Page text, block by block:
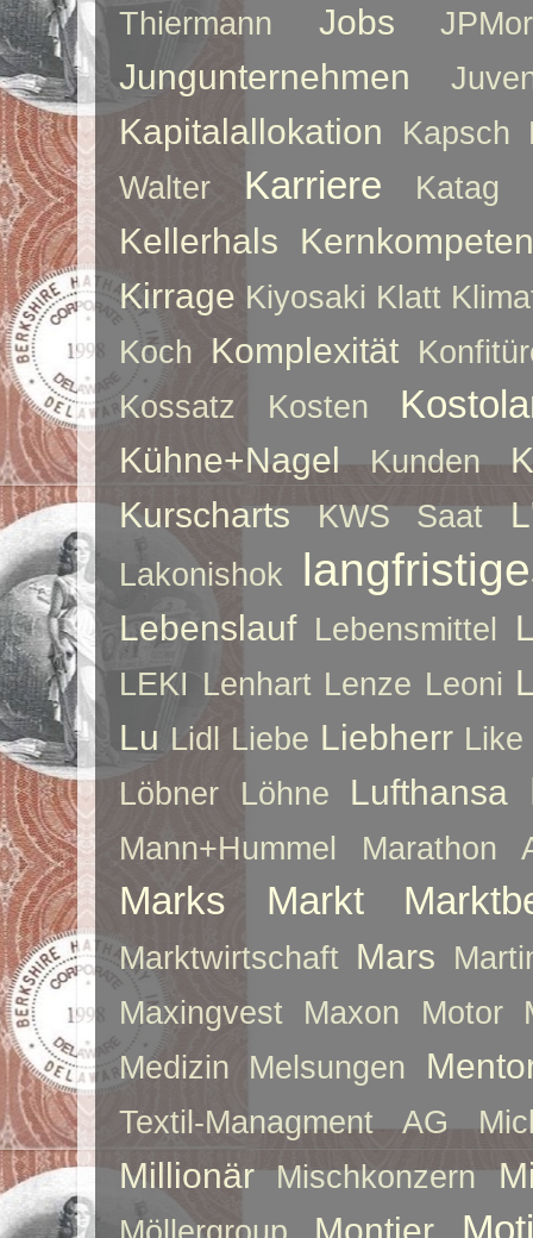
Thiermann Jobs
Jungunternehmen
Kapitalallokation Kapsch
Walter
Karriere Katag
Kellerhals
Kirrage Kiyosaki Klatt
Koch Komplexität
Kossatz
Kosten
Kühne+Nagel Kunden
Kurscharts
KWS Saat
Lakonishok
Lebenslauf Lebensmittel
LEKI Lenhart Lenze Leoni
Lu Lidl Liebe Liebherr Like
Löbner
Löhne Lufthansa
Mann+Hummel Marathon
Marks Markt
Marktwirtschaft Mars
Maxingvest
Maxon Motor
Medizin
Melsungen
Textil-Managment AG
Millionär Mischkonzern